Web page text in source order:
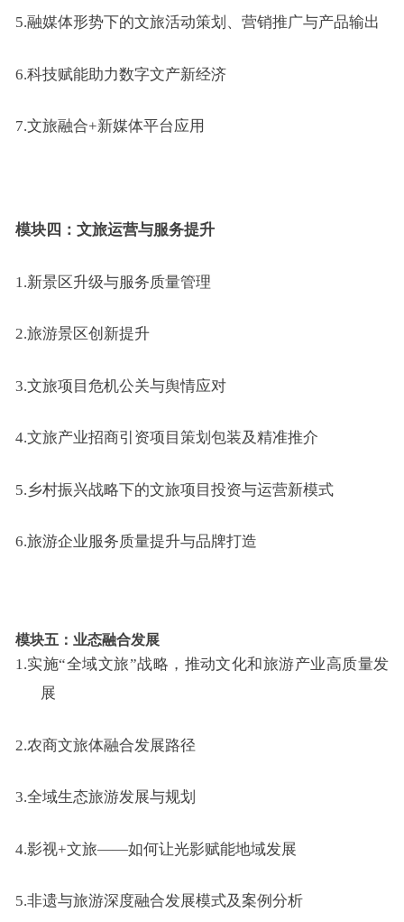
5.融媒体形势下的文旅活动策划、营销推广与产品输出
6.科技赋能助力数字文产新经济
7.文旅融合+新媒体平台应用
模块四： 文旅运营与服务提升
1.新景区升级与服务质量管理
2.旅游景区创新提升
3.文旅项目危机公关与舆情应对
4.文旅产业招商引资项目策划包装及精准推介
5.乡村振兴战略下的文旅项目投资与运营新模式
6.旅游企业服务质量提升与品牌打造
模块五 ：业态融合发展
1.实施“全域文旅”战略，推动文化和旅游产业高质量发
展
2.农商文旅体融合发展路径
3.全域生态旅游发展与规划
4.影视+文旅——如何让光影赋能地域发展
5.非遗与旅游深度融合发展模式及案例分析